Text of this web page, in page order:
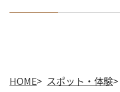
HOME スポット・体験